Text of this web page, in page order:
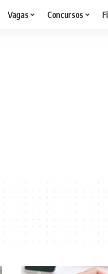
Vagas Concursos